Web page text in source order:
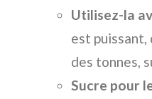
Utilisez-la
est puissant,
des tonnes,
Sucre pour